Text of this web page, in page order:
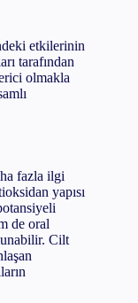
etkilerinin
tarafından
olmakla
fazla ilgi
yapısı
de oral
Cilt